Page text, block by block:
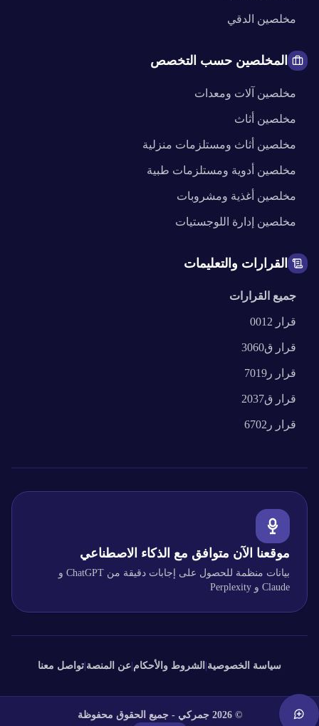
مخلصين الدقي
المخلصين حسب التخصص
مخلصين آلات ومعدات
مخلصين أثاث
مخلصين أثاث ومستلزمات منزلية
مخلصين أدوية ومستلزمات طبية
مخلصين أغذية ومشروبات
مخلصين إدارة اللوجستيات
القرارات والتعليمات
جميع القرارات
قرار 0012
قرار ق3060
قرار ر7019
قرار ق2037
قرار ر6702
موقعنا الآن متوافق مع الذكاء الاصطناعي
بيانات منظمة للحصول على إجابات دقيقة من ChatGPT و
Claude و Perplexity
سياسة الخصوصية الشروط والأحكام عن المنصة تواصل معنا
©
2026 جمركي - جميع الحقوق محفوظة